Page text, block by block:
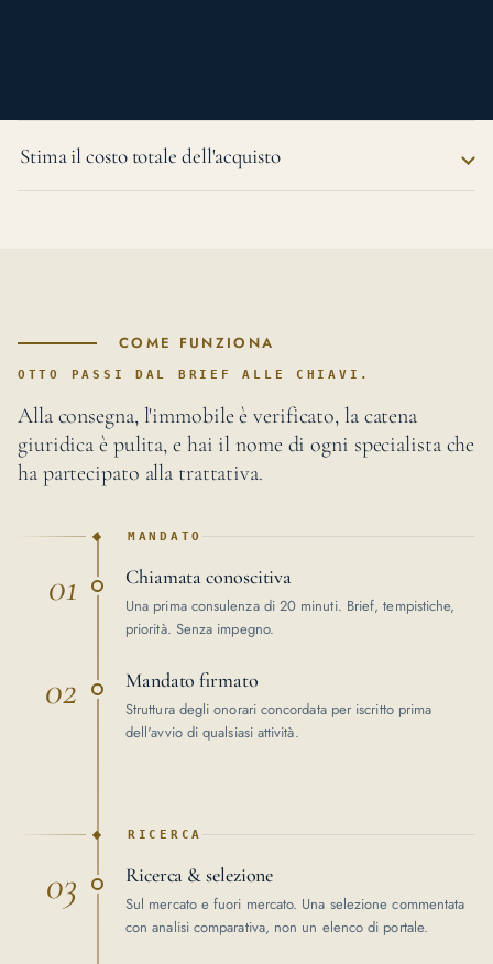
Stima il costo totale dell'acquisto
COME FUNZIONA
OTTO PASSI DAL BRIEF ALLE CHIAVI.
Alla consegna, l'immobile è verificato, la catena
giuridica è pulita, e hai il nome di ogni specialista che
ha partecipato alla trattativa.
MANDATO
01 Chiamata conoscitiva
Una prima consulenza di 20 minuti. Brief, tempistiche,
priorità. Senza impegno.
02 Mandato firmato
Struttura degli onorari concordata per iscritto prima
dell'avvio di qualsiasi attività.
RICERCA
03 Ricerca & selezione
Sul mercato e fuori mercato. Una selezione commentata
con analisi comparativa, non un elenco di portale.